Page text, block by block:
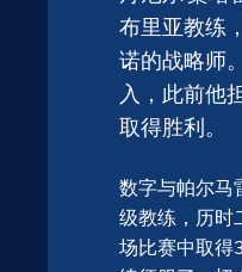
布里亚教练
诺的战略师
入，此前他
取得胜利。
数字与帕尔马
级教练，历时
场比赛中取得